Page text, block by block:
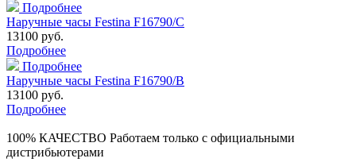
Подробнее
Наручные часы Festina F16790/C
13100 руб.
Подробнее
Подробнее
Наручные часы Festina F16790/B
13100 руб.
Подробнее
100% КАЧЕСТВО Работаем только с официальными
дистрибьютерами